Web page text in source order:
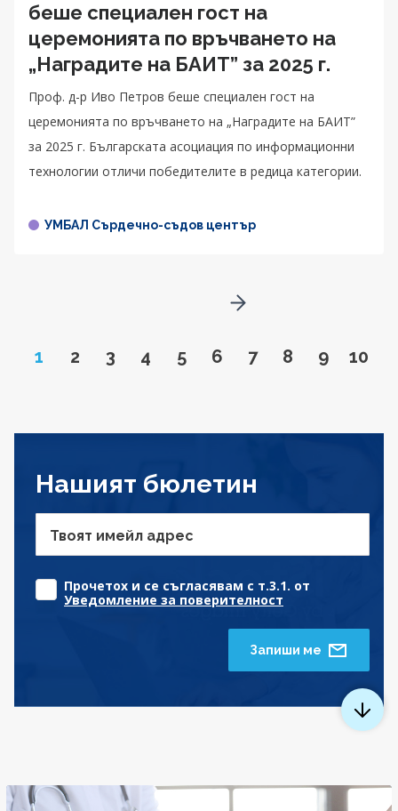
беше специален гост на
церемонията по връчването на
„Наградите на БАИТ” за 2025 г.
Проф. д-р Иво Петров беше специален гост на
церемонията по връчването на „Наградите на БАИТ”
за 2025 г. Българската асоциация по информационни
технологии отличи победителите в редица категории.
УМБАЛ Сърдечно-съдов център
Page
1 Go to page
2 Go to page
3 Go to page
4 Go to page
5 Go to page
6 Go to page
7 Go to page
8 Go to
9 Go
10
Go to next page
Нашият бюлетин
Твоят имейл адрес
Прочетох и се съгласявам с т.3.1. от
Уведомление за поверителност
Запиши ме